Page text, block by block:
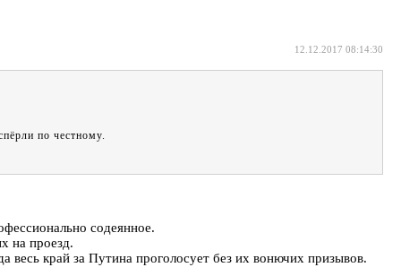
12.12.2017 08:14:30
по честному.
содеянное.
на проезд.
весь край за Путина проголосует без их вонючих призывов.